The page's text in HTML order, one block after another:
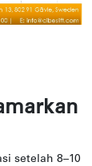
setelah 8–10